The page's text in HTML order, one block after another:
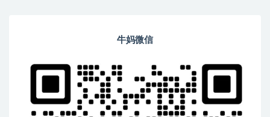
牛妈微信